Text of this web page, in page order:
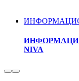
NIVA